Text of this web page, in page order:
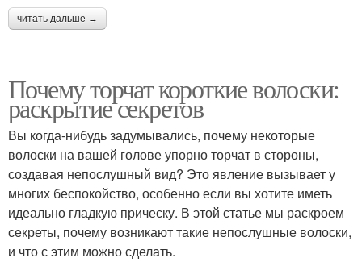
читать дальше →
Почему торчат короткие волоски:
раскрытие секретов
Вы когда-нибудь задумывались, почему некоторые
волоски на вашей голове упорно торчат в стороны,
создавая непослушный вид? Это явление вызывает у
многих беспокойство, особенно если вы хотите иметь
идеально гладкую прическу. В этой статье мы раскроем
секреты, почему возникают такие непослушные волоски,
и что с этим можно сделать.